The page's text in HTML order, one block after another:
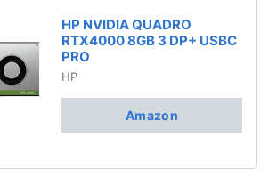
HP NVIDIA QUADRO
RTX4000 8GB 3 DP+ USBC
PRO
HP
Amazon